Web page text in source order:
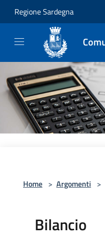
Regione Sardegna
Home > Argomenti >
Bilancio